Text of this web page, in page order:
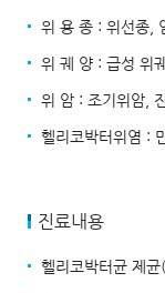
위 용 종 : 위선종,
위 궤 양 : 급성 위
위 암 : 조기위암,
헬리코박터위염 :
진료내용
헬리코박터균 제